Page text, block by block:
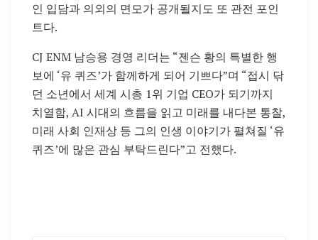
인 입담과 의외의 면모가 공개될지도 또 관전 포인
트다.
CJ ENM 남승용 경영 리더는 “젠슨 황의 특별한 행
보에 ‘유 퀴즈’가 함께하게 되어 기쁘다”며 “접시 닦
던 소년에서 세계 시총 1위 기업 CEO가 되기까지
치열함, AI 시대의 흐름을 읽고 미래를 내다본 통찰,
미래 사회 인재상 등 그의 인생 이야기가 펼쳐질 ‘유
퀴즈’에 많은 관심 부탁드린다”고 전했다.